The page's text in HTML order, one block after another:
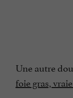
Une autre
foie gras,